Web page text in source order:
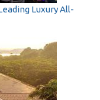
Luxury All-